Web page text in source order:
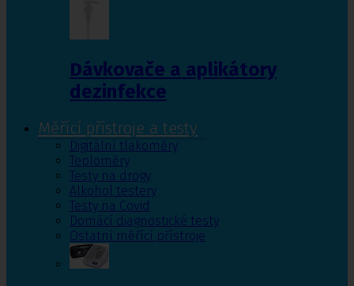
Dávkovače a aplikátory
dezinfekce
Měřící přístroje a testy
Digitální tlakoměry
Teploměry
Testy na drogy
Alkohol testery
Testy na Covid
Domácí diagnostické testy
Ostatní měřící přístroje